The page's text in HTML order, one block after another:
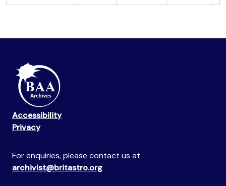
Accessibility
Privacy
For enquiries, please contact us at
archivist@britastro.org